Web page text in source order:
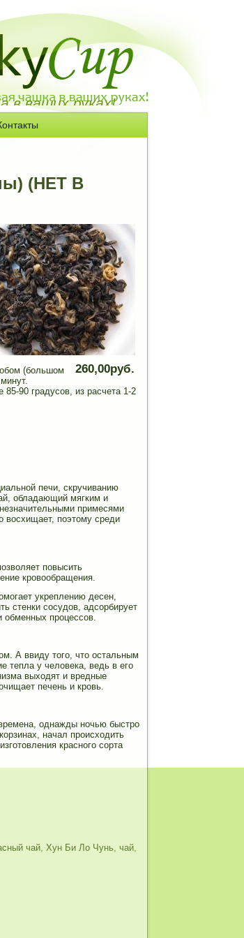
в ваших руках!
(НЕТ В
260,00руб.
(большом
90 градусов, из расчета 1-2
печи, скручиванию
обладающий мягким и
примесями
восхищает, поэтому среди
повысить
кровообращения.
укреплению десен,
стенки сосудов, адсорбирует
обменных процессов.
А ввиду того, что остальным
тепла у человека, ведь в его
выходят и вредные
печень и кровь.
однажды ночью быстро
начал происходить
красного сорта
чай, Хун Би Ло Чунь, чай,